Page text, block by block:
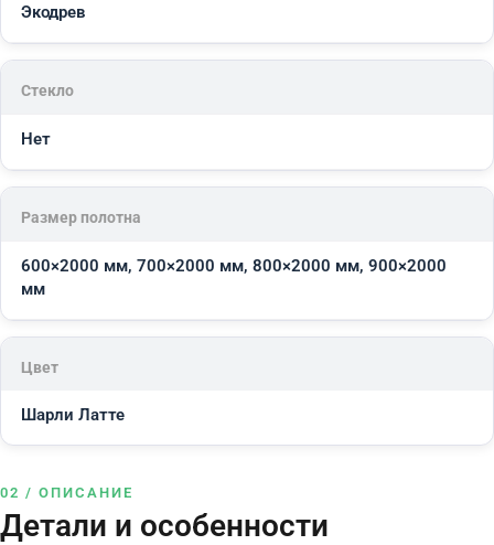
Экодрев
Стекло
Нет
Размер полотна
600×2000 мм, 700×2000 мм, 800×2000 мм, 900×2000
мм
Цвет
Шарли Латте
02 / ОПИСАНИЕ
Детали и особенности